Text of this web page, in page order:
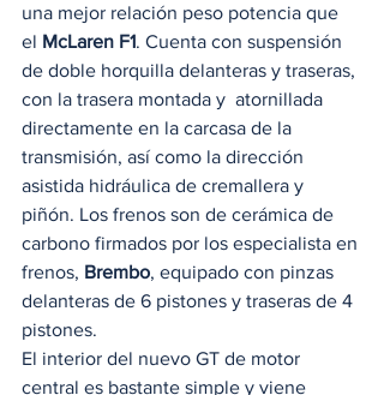
una mejor relación peso potencia que
el McLaren F1. Cuenta con suspensión
de doble horquilla delanteras y traseras,
con la trasera montada y  atornillada
directamente en la carcasa de la
transmisión, así como la dirección
asistida hidráulica de cremallera y
piñón. Los frenos son de cerámica de
carbono firmados por los especialista en
frenos, Brembo, equipado con pinzas
delanteras de 6 pistones y traseras de 4
pistones.
El interior del nuevo GT de motor
central es bastante simple y viene